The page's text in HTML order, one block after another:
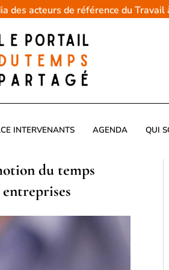
des acteurs de référence du
INTERVENANTS AGENDA QUI
du temps